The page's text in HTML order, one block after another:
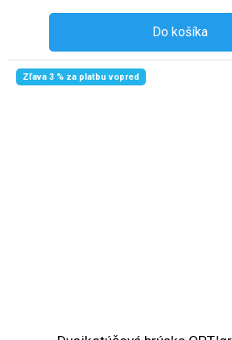
Do košíka
Zľava 3 % za platbu vopred